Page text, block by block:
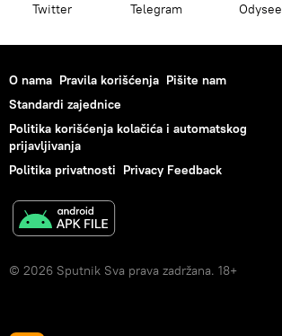
Twitter Telegram Odysee
O nama Pravila korišćenja Pišite nam
Standardi zajednice
Politika korišćenja kolačića i automatskog
prijavljivanja
Politika privatnosti Privacy Feedback
© 2026 Sputnik Sva prava zadržana. 18+